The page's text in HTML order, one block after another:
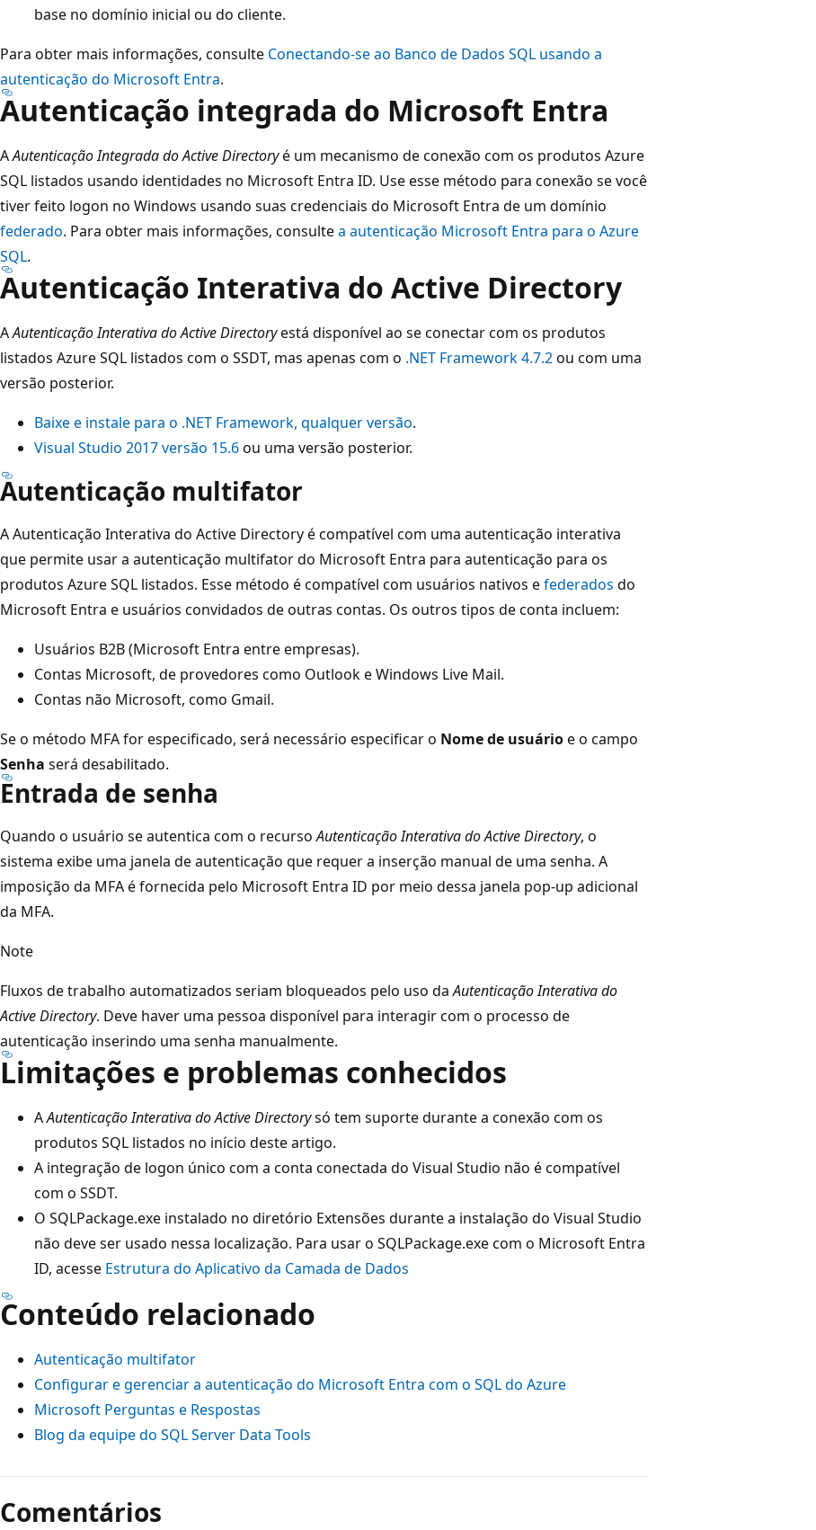
base no domínio inicial ou do cliente.
Para obter mais informações, consulte Conectando-se ao Banco de Dados SQL usando a
autenticação do Microsoft Entra.
Autenticação integrada do Microsoft Entra
AAutenticação Integrada do Active Directoryé um mecanismo de conexão com os produtos Azure
SQL listados usando identidades no Microsoft Entra ID. Use esse método para conexão se você
tiver feito logon no Windows usando suas credenciais do Microsoft Entra de um domínio
federado. Para obter mais informações, consultea autenticação Microsoft Entra para o Azure
SQL.
Autenticação Interativa do Active Directory
AAutenticação Interativa do Active Directoryestá disponível ao se conectar com os produtos
listados Azure SQL listados com o SSDT, mas apenas com o .NET Framework 4.7.2ou com uma
versão posterior.
Baixe e instale para o .NET Framework, qualquer versão.
Visual Studio 2017 versão 15.6ou uma versão posterior.
Autenticação multifator
A Autenticação Interativa do Active Directory é compatível com uma autenticação interativa
que permite usar a autenticação multifator do Microsoft Entra para autenticação para os
produtos Azure SQL listados. Esse método é compatível com usuários nativos efederados do
Microsoft Entra e usuários convidados de outras contas. Os outros tipos de conta incluem:
Usuários B2B (Microsoft Entra entre empresas).
Contas Microsoft, de provedores como Outlook e Windows Live Mail.
Contas não Microsoft, como Gmail.
Se o método MFA for especificado, será necessário especificar o Nome de usuárioe o campo
Senha será desabilitado.
Entrada de senha
Quando o usuário se autentica com o recursoAutenticação Interativa do Active Directory, o
sistema exibe uma janela de autenticação que requer a inserção manual de uma senha. A
imposição da MFA é fornecida pelo Microsoft Entra ID por meio dessa janela pop-up adicional
da MFA.
Note
Fluxos de trabalho automatizados seriam bloqueados pelo uso daAutenticação Interativa do
Active Directory. Deve haver uma pessoa disponível para interagir com o processo de
autenticação inserindo uma senha manualmente.
Limitações e problemas conhecidos
AAutenticação Interativa do Active Directorysó tem suporte durante a conexão com os
produtos SQL listados no início deste artigo.
A integração de logon único com a conta conectada do Visual Studio não é compatível
com o SSDT.
O SQLPackage.exe instalado no diretório Extensões durante a instalação do Visual Studio
não deve ser usado nessa localização. Para usar o SQLPackage.exe com o Microsoft Entra
ID, acesse Estrutura do Aplicativo da Camada de Dados
Conteúdo relacionado
Autenticação multifator
Configurar e gerenciar a autenticação do Microsoft Entra com o SQL do Azure
Microsoft Perguntas e Respostas
Blog da equipe do SQL Server Data Tools
Comentários